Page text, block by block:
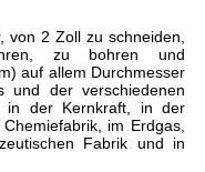
von 2 Zoll zu schneiden,
zu bohren und
auf allem Durchmesser
und der verschiedenen
in der Kernkraft, in der
im Erdgas,
Fabrik und in